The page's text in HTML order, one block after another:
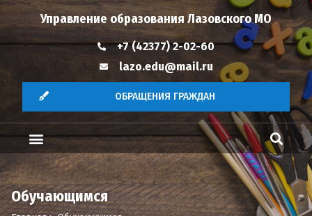
Управление образования Лазовского МО
+7 (42377) 2-02-60
lazo.edu@mail.ru
ОБРАЩЕНИЯ ГРАЖДАН
Обучающимся